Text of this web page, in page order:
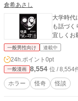
倉希あさし
大学時代
も話づく
宜しくお
一般男性向け 連載中
24h.ポイント 0pt
一般漫画 8,554 位 / 8,554
ホラー 怪奇 怪談